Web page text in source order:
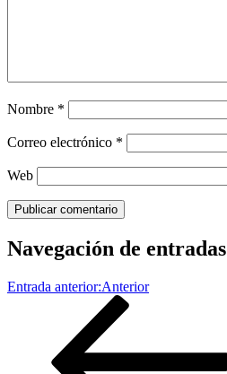
Nombre *
Correo electrónico *
Web
Navegación de entradas
Entrada anterior:Anterior